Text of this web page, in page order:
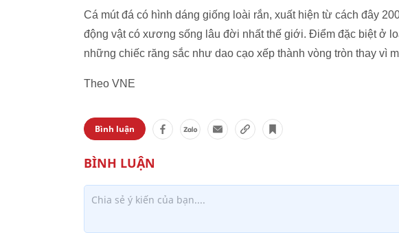
Cá mút đá có hình dáng giống loài rắn, xuất hiện từ cách đây
động vật có xương sống lâu đời nhất thế giới. Điểm đặc biệt ở
những chiếc răng sắc như dao cạo xếp thành vòng tròn thay vì
Theo VNE
Bình luận